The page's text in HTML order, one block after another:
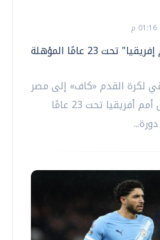
مصر تستضيف "أمم إفريقيا" تحت 23 عامًا المؤهلة
لكرة القدم «كاف» إلى مصر
تنظيم نهائيات كأس أمم أفريقيا تحت 23 عامًا